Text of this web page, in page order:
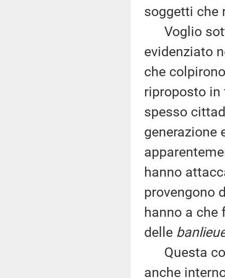
soggetti che
Voglio
evidenziato
che
riproposto
spesso
generazione
hanno
provengono
hanno a che
delle
Questa
anche